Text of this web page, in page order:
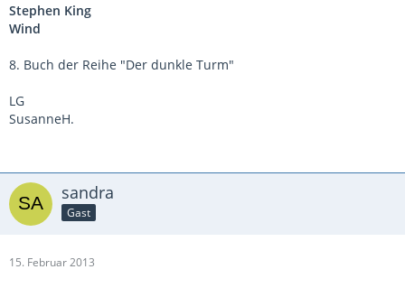
Stephen King
Wind
8. Buch der Reihe "Der dunkle Turm"
LG
SusanneH.
sandra
Gast
15. Februar 2013